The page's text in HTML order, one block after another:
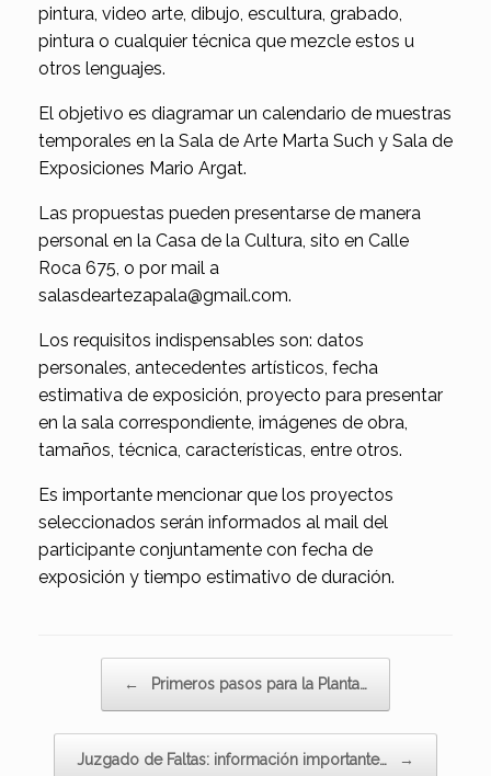
pintura, video arte, dibujo, escultura, grabado,
pintura o cualquier técnica que mezcle estos u
otros lenguajes.
El objetivo es diagramar un calendario de muestras
temporales en la Sala de Arte Marta Such y Sala de
Exposiciones Mario Argat.
Las propuestas pueden presentarse de manera
personal en la Casa de la Cultura, sito en Calle
Roca 675, o por mail a
salasdeartezapala@gmail.com.
Los requisitos indispensables son: datos
personales, antecedentes artísticos, fecha
estimativa de exposición, proyecto para presentar
en la sala correspondiente, imágenes de obra,
tamaños, técnica, características, entre otros.
Es importante mencionar que los proyectos
seleccionados serán informados al mail del
participante conjuntamente con fecha de
exposición y tiempo estimativo de duración.
← Primeros pasos para la Planta…
Juzgado de Faltas: información importante… →